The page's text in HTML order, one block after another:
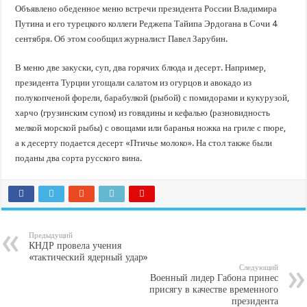
Важные правила обращения в вашу страховую компанию
В городах и районах Кубани отметили День России
Стартовал прием заявок на 20-й юбилейный молодежный форум «Регион 93»
Объявлено обеденное меню встречи президента России Владимира
Путина и его турецкого коллеги Реджепа Тайипа Эрдогана в Сочи 4
сентября. Об этом сообщил журналист Павел Зарубин.
В меню две закуски, суп, два горячих блюда и десерт. Например,
президента Турции угощали салатом из огурцов и авокадо из
полукопченой форели, барабулкой (рыбой) с помидорами и кукурузой,
харчо (грузинским супом) из говядины и кефалью (разновидность
мелкой морской рыбы) с овощами или баранья ножка на гриле с пюре,
а к десерту подается десерт «Птичье молоко». На стол также были
поданы два сорта русского вина.
Предыдущий
КНДР провела учения
«тактический ядерный удар»
Следующий
Военный лидер Габона принес
присягу в качестве временного
президента